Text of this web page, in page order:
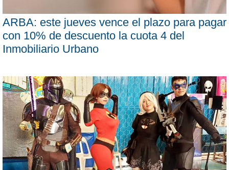
ARBA: este jueves vence el plazo para pagar
con 10% de descuento la cuota 4 del
Inmobiliario Urbano